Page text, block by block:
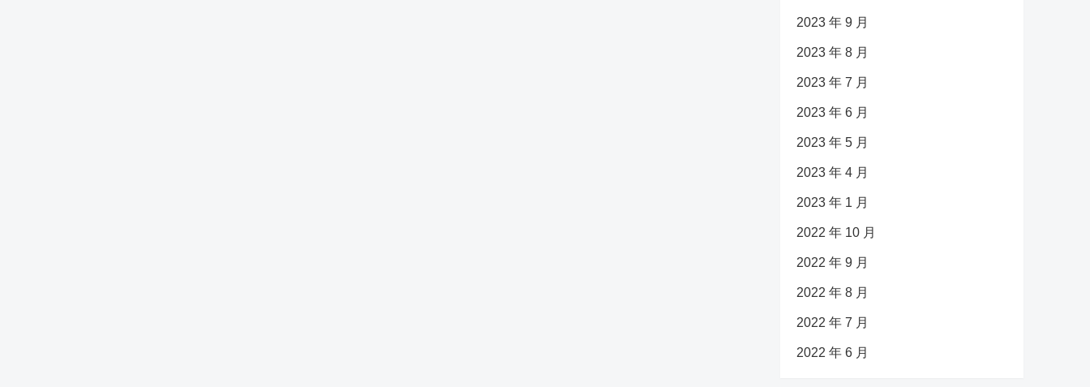
2023 年 9 月
2023 年 8 月
2023 年 7 月
2023 年 6 月
2023 年 5 月
2023 年 4 月
2023 年 1 月
2022 年 10 月
2022 年 9 月
2022 年 8 月
2022 年 7 月
2022 年 6 月